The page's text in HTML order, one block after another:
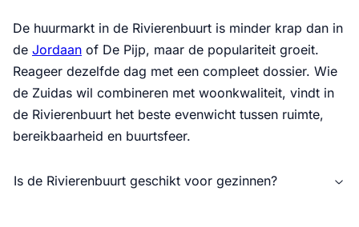
De huurmarkt in de Rivierenbuurt is minder krap dan in
de Jordaan of De Pijp, maar de populariteit groeit.
Reageer dezelfde dag met een compleet dossier. Wie
de Zuidas wil combineren met woonkwaliteit, vindt in
de Rivierenbuurt het beste evenwicht tussen ruimte,
bereikbaarheid en buurtsfeer.
Is de Rivierenbuurt geschikt voor gezinnen?